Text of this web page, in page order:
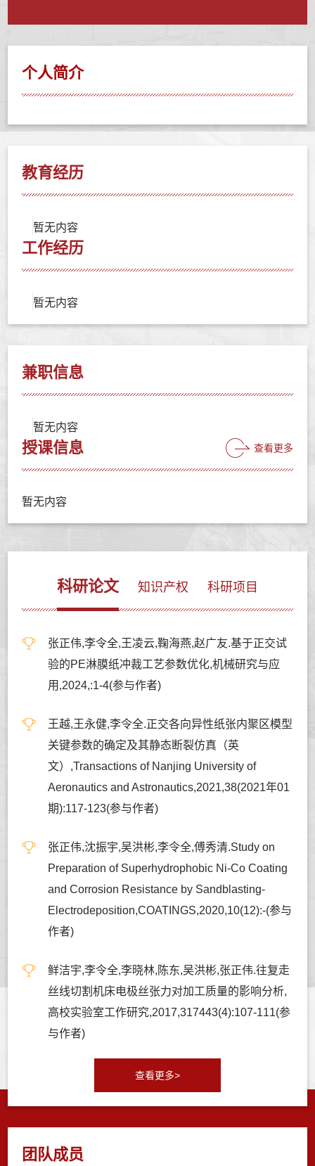
个人简介
教育经历
暂无内容
工作经历
暂无内容
兼职信息
暂无内容
授课信息 查看更多
暂无内容
科研论文 知识产权 科研项目
张正伟,李令全,王凌云,鞠海燕,赵广友.基于正交试
验的PE淋膜纸冲裁工艺参数优化,机械研究与应
用,2024,:1-4(参与作者)
王越,王永健,李令全.正交各向异性纸张内聚区模型
关键参数的确定及其静态断裂仿真（英
文）,Transactions of Nanjing University of
Aeronautics and Astronautics,2021,38(2021年01
期):117-123(参与作者)
张正伟,沈振宇,吴洪彬,李令全,傅秀清.Study on
Preparation of Superhydrophobic Ni-Co Coating
and Corrosion Resistance by Sandblasting-
Electrodeposition,COATINGS,2020,10(12):-(参与
作者)
鲜洁宇,李令全,李晓林,陈东,吴洪彬,张正伟.往复走
丝线切割机床电极丝张力对加工质量的影响分析,
高校实验室工作研究,2017,317443(4):107-111(参
与作者)
查看更多>
团队成员